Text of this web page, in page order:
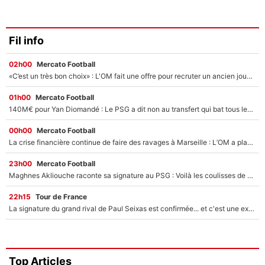
Fil info
02h00 Mercato Football
«C’est un très bon choix» : L'OM fait une offre pour recruter un ancien joueur du PSG... et c'est validé dans l'After Foot !
01h00 Mercato Football
140M€ pour Yan Diomandé : Le PSG a dit non au transfert qui bat tous les records sur le mercato
00h00 Mercato Football
La crise financière continue de faire des ravages à Marseille : L’OM a placé 12 joueurs sur le marché des transferts… et ça pourrait lui rapporter près de 100M€ !
23h00 Mercato Football
Maghnes Akliouche raconte sa signature au PSG : Voilà les coulisses de son transfert de rêve à 50M€
22h15 Tour de France
La signature du grand rival de Paul Seixas est confirmée... et c'est une excellente nouvelle pour l'équipe Decathlon-CMA CGM !
Top Articles